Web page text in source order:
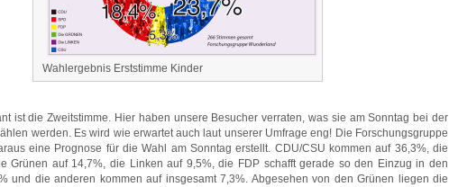
Wahlergebnis Erststimme Kinder
ist die Zweitstimme. Hier haben unsere Besucher verraten, was sie am Sonntag bei der
werden. Es wird wie erwartet auch laut unserer Umfrage eng! Die Forschungsgruppe
eine Prognose für die Wahl am Sonntag erstellt. CDU/CSU kommen auf 36,3%, die
Grünen auf 14,7%, die Linken auf 9,5%, die FDP schafft gerade so den Einzug in den
und die anderen kommen auf insgesamt 7,3%. Abgesehen von den Grünen liegen die